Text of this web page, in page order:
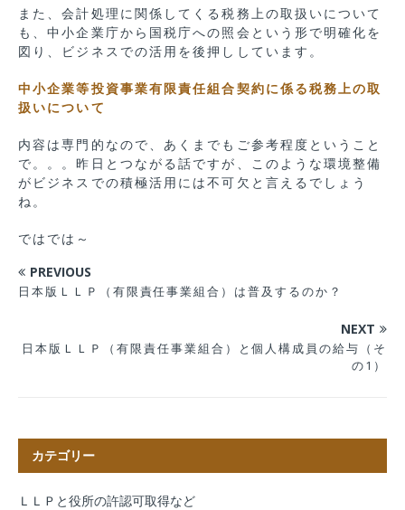
また、会計処理に関係してくる税務上の取扱いについて
も、中小企業庁から国税庁への照会という形で明確化を
図り、ビジネスでの活用を後押ししています。
中小企業等投資事業有限責任組合契約に係る税務上の取
扱いについて
内容は専門的なので、あくまでもご参考程度ということ
で。。。昨日とつながる話ですが、このような環境整備
がビジネスでの積極活用には不可欠と言えるでしょう
ね。
ではでは～
PREVIOUS
日本版ＬＬＰ（有限責任事業組合）は普及するのか？
NEXT
日本版ＬＬＰ（有限責任事業組合）と個人構成員の給与（そ
の1）
カテゴリー
ＬＬＰと役所の許認可取得など